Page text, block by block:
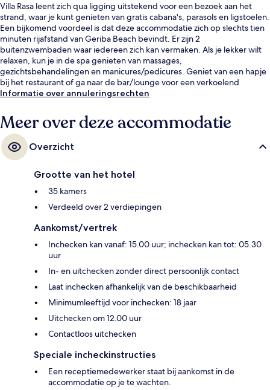
Villa Rasa leent zich qua ligging uitstekend voor een bezoek aan het
strand, waar je kunt genieten van gratis cabana's, parasols en ligstoelen.
Een bijkomend voordeel is dat deze accommodatie zich op slechts tien
minuten rijafstand van Geriba Beach bevindt. Er zijn 2
buitenzwembaden waar iedereen zich kan vermaken. Als je lekker wilt
relaxen, kun je in de spa genieten van massages,
gezichtsbehandelingen en manicures/pedicures. Geniet van een hapje
bij het restaurant of ga naar de bar/lounge voor een verkoelend
drankje. Dit hotel in boetiekstijl staat ook bekend om highlights zoals
Informatie over annuleringsrechten
Meer over deze accommodatie
Overzicht
Grootte van het hotel
35 kamers
Verdeeld over 2 verdiepingen
Aankomst/vertrek
Inchecken kan vanaf: 15.00 uur; inchecken kan tot: 05.30
uur
In- en uitchecken zonder direct persoonlijk contact
Laat inchecken afhankelijk van de beschikbaarheid
Minimumleeftijd voor inchecken: 18 jaar
Uitchecken om 12.00 uur
Contactloos uitchecken
Speciale incheckinstructies
Een receptiemedewerker staat bij aankomst in de
accommodatie op je te wachten.